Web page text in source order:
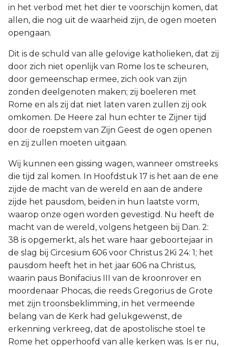
in het verbod met het dier te voorschijn komen, dat
allen, die nog uit de waarheid zijn, de ogen moeten
opengaan.
Dit is de schuld van alle gelovige katholieken, dat zij
door zich niet openlijk van Rome los te scheuren,
door gemeenschap ermee, zich ook van zijn
zonden deelgenoten maken; zij boeleren met
Rome en als zij dat niet laten varen zullen zij ook
omkomen. De Heere zal hun echter te Zijner tijd
door de roepstem van Zijn Geest de ogen openen
en zij zullen moeten uitgaan.
Wij kunnen een gissing wagen, wanneer omstreeks
die tijd zal komen. In Hoofdstuk 17 is het aan de ene
zijde de macht van de wereld en aan de andere
zijde het pausdom, beiden in hun laatste vorm,
waarop onze ogen worden gevestigd. Nu heeft de
macht van de wereld, volgens hetgeen bij Dan. 2:
38 is opgemerkt, als het ware haar geboortejaar in
de slag bij Circesium 606 voor Christus 2Ki 24: 1; het
pausdom heeft het in het jaar 606 na Christus,
waarin paus Bonifacius III van de kroonrover en
moordenaar Phocas, die reeds Gregorius de Grote
met zijn troonsbeklimming, in het vermeende
belang van de Kerk had gelukgewenst, de
erkenning verkreeg, dat de apostolische stoel te
Rome het opperhoofd van alle kerken was. Is er nu,